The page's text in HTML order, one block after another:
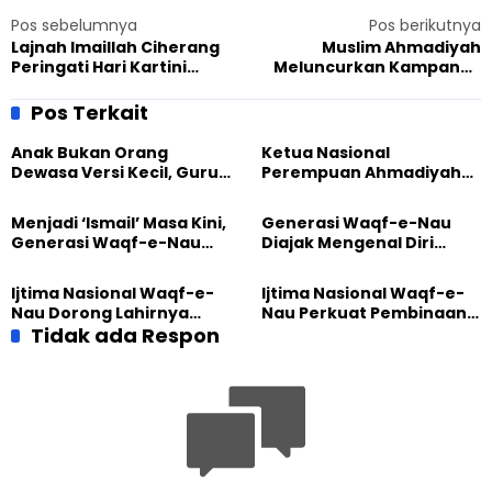
Pos sebelumnya
Lajnah Imaillah Ciherang
Peringati Hari Kartini
Pos berikutnya
Muslim Ahmadiyah
Meluncurkan Kampanye
Pos Terkait
Anak Bukan Orang
Dewasa Versi Kecil, Guru
Pendidikan BERLIAN
Ketua Nasional
Perempuan Ahmadiyah
Besar Universitas
Terbuka
Menjadi ‘Ismail’ Masa Kini,
Generasi Waqf-e-Nau
Pengabdian
Generasi Waqf-e-Nau
Diajak Mengenal Diri
Dunia
Ijtima Nasional Waqf-e-
Nau Dorong Lahirnya
Generasi Pengkhidmat
Ijtima Nasional Waqf-e-
Nau Perkuat Pembinaan
Tidak ada Respon